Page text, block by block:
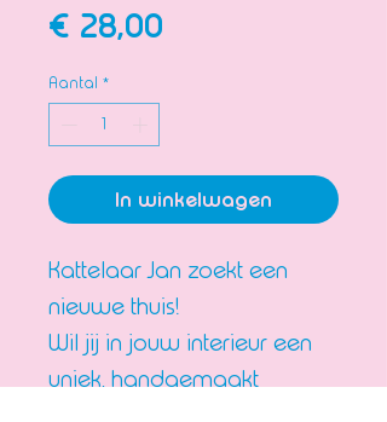
€ 28,00
Aantal *
In winkelwagen
Kattelaar Jan zoekt een
nieuwe thuis!
Wil jij in jouw interieur een
uniek, handgemaakt